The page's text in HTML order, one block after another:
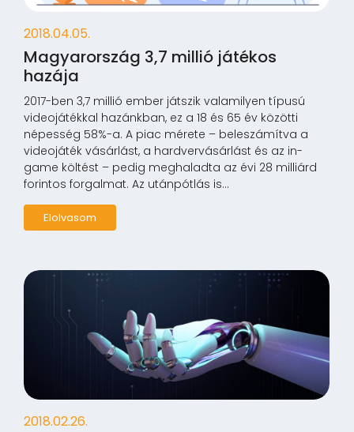
2018.04.05.
Magyarország 3,7 millió játékos
hazája
2017-ben 3,7 millió ember játszik valamilyen típusú
videojátékkal hazánkban, ez a 18 és 65 év közötti
népesség 58%-a. A piac mérete – beleszámítva a
videojáték vásárlást, a hardvervásárlást és az in-
game költést – pedig meghaladta az évi 28 milliárd
forintos forgalmat. Az utánpótlás is...
Elolvasom
2018.02.26.